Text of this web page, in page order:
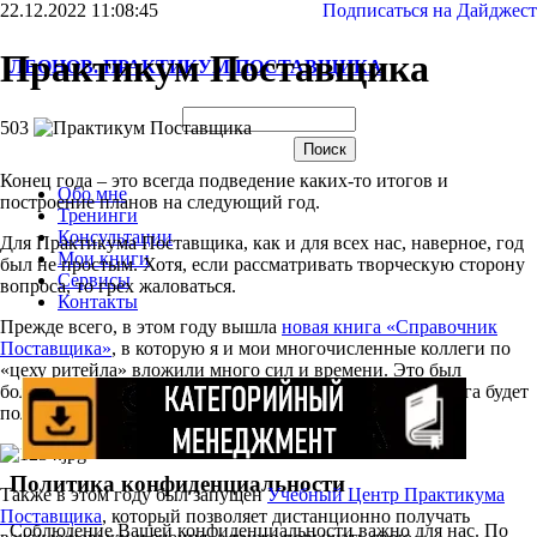
ЛЕОНОВ. ПРАКТИКУМ ПОСТАВЩИКА
Обо мне
Тренинги
Консультации
Мои книги
Сервисы
Контакты
22.12.2022 11:08:45 Подписаться на Дайджест
Практикум Поставщика
503
Конец года – это всегда подведение каких-то итогов и
построение планов на следующий год.
Для Практикума Поставщика, как и для всех нас, наверное, год
был не простым. Хотя, если рассматривать творческую сторону
вопроса, то грех жаловаться.
Прежде всего, в этом году вышла новая книга «Справочник
Поставщика», в которую я и мои многочисленные коллеги по
«цеху ритейла» вложили много сил и времени. Это был
большой проект и большой труд и, я уверен, что эта книга будет
полезной многим людям, работающим на FMCG-рынке.
Также в этом году был запущенУчебный Центр Практикума
Поставщика, который позволяет дистанционно получать
Политика конфиденциальности
Соблюдение Вашей конфиденциальности важно для нас. По